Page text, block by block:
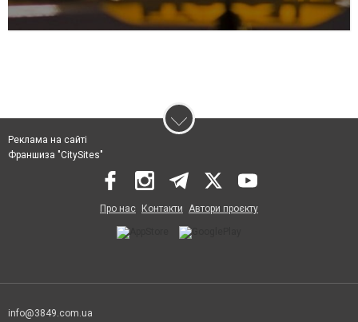
Реклама на сайті
Франшиза "CitySites"
Про нас Контакти Автори проєкту
info@3849.com.ua